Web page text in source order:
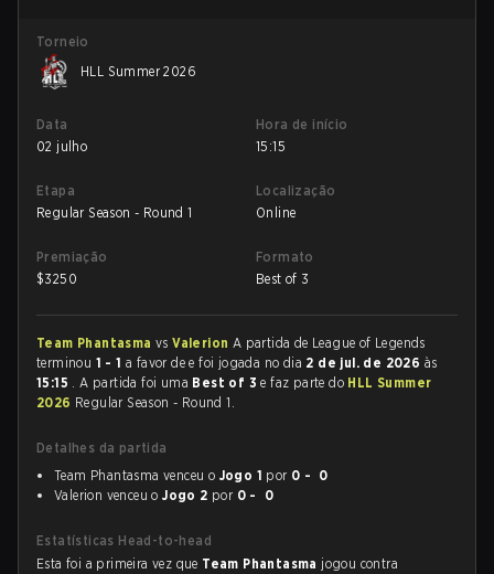
Torneio
HLL Summer 2026
Data
02 julho
Hora de início
15:15
Etapa
Regular Season - Round 1
Localização
Online
Premiação
$3250
Formato
Best of 3
Team Phantasma vsValerion A partida de League of Legends
terminou 1 - 1 a favor dee foi jogada no dia 2 de jul. de 2026 às
15:15 . A partida foi uma Best of 3e faz parte do HLL Summer
2026 Regular Season - Round 1.
Detalhes da partida
Team Phantasma venceu o Jogo 1 por 0 - 0
Valerion venceu oJogo 2 por 0 - 0
Estatísticas Head-to-head
Esta foi a primeira vez que Team Phantasma jogou contra